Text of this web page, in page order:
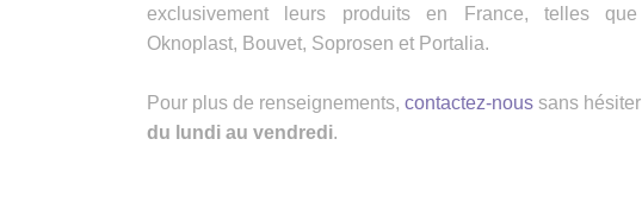
exclusivement leurs produits en France, telles
Oknoplast, Bouvet, Soprosen et Portalia.
Pour plus de renseignements, contactez-nous sans hésiter
du lundi au vendredi.